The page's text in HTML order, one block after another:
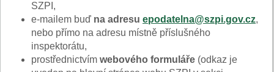
SZPI,
e-mailem buď na adresu epodatelna@szpi.gov.cz,
nebo přímo na adresu místně příslušného
inspektorátu,
prostřednictvím webového formuláře (odkaz je